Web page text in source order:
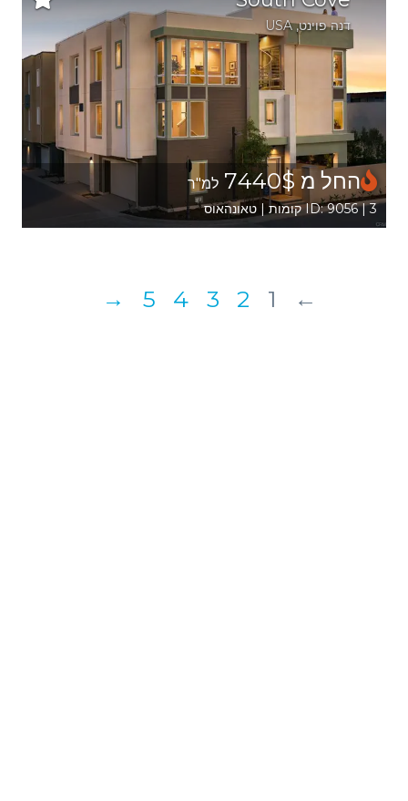
דנה פוינט,
USA
החל מ 7440$ למ"ר
ID: 9056 | 3 קומות | טאונהאוס
←
1
2
3
4
5
→